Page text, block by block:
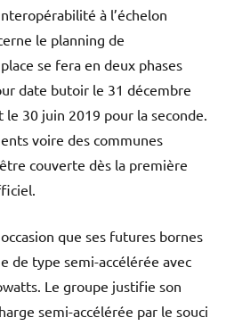
à l’échelon
le planning de
se fera en deux phases
date butoir le 31 décembre
30 juin 2019 pour la seconde.
voire des communes
couverte dès la première
que ses futures bornes
de type semi-accélérée avec
Le groupe justifie son
semi-accélérée par le souci